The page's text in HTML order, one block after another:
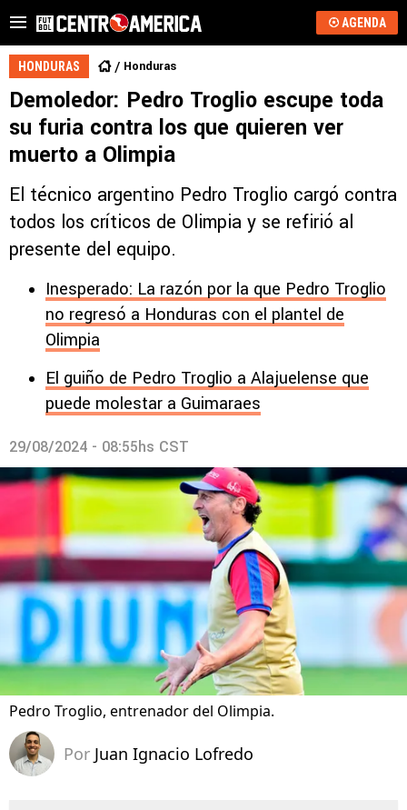
AGENDA
HONDURAS Honduras
Demoledor: Pedro Troglio escupe toda
su furia contra los que quieren ver
muerto a Olimpia
El técnico argentino Pedro Troglio cargó contra
todos los críticos de Olimpia y se refirió al
presente del equipo.
Inesperado: La razón por la que Pedro Troglio
no regresó a Honduras con el plantel de
Olimpia
El guiño de Pedro Troglio a Alajuelense que
puede molestar a Guimaraes
29/08/2024 - 08:55hs CST
Pedro Troglio, entrenador del Olimpia.
Por Juan Ignacio Lofredo